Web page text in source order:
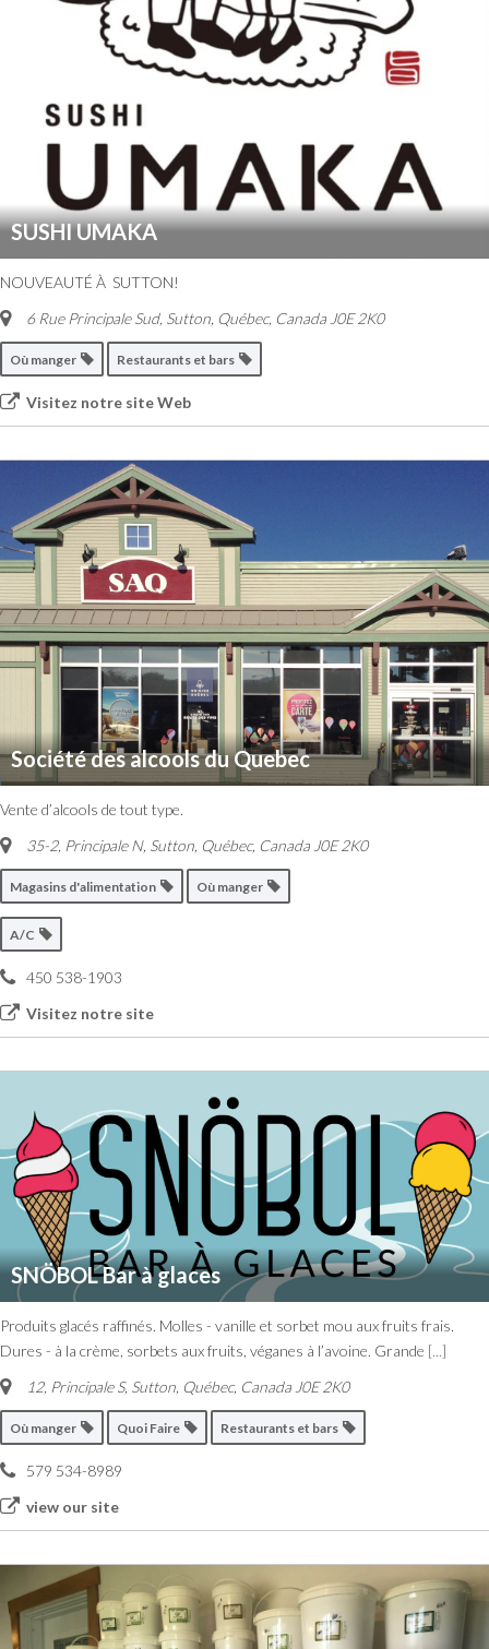
SUSHI UMAKA
NOUVEAUTÉ À SUTTON!
6 Rue Principale Sud, Sutton, Québec, Canada J0E 2K0
Où manger Restaurants et bars
Visitez notre site Web
Société des alcools du Quebec
Vente d’alcools de tout type.
35-2, Principale N, Sutton Québec, Canada J0E 2K0
Magasins d'alimentation Où manger
A/C
450 538-1903
Visitez notre site
SNÖBOL Bar à glaces
Produits glacés raffinés. Molles - vanille et sorbet mou aux fruits frais.
Dures - à la crème, sorbets aux fruits, véganes à l’avoine. Grande [...]
12, Principale S, Sutton, Québec, Canada J0E 2K0
Où manger Quoi Faire Restaurants et bars
579 534-8989
view our site